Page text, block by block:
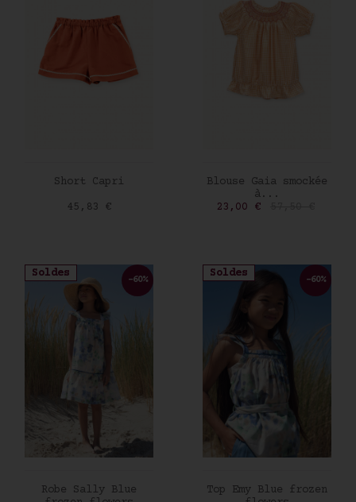
AJOUTER AU PANIER
Short Capri
Prix
45,83 €
AJOUTER AU PANIER
Blouse Gaia smockée
à...
Prix
23,00 €
Soldes
AJOUTER AU PANIER
Robe Sally Blue
-60%
Soldes
AJOUTER AU PANIER
Top Emy Blue frozen
-60%